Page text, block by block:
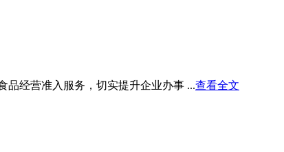
经营准入服务，切实提升企业办事 ...查看全文